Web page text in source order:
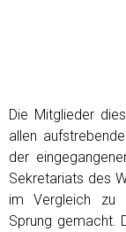
Die Mitglieder
allen
der
Sekretariats des
im Vergleich zu
Sprung gemacht.